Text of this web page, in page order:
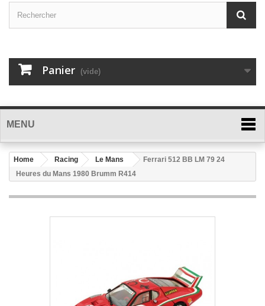
Panier (vide)
MENU
Home Racing Le Mans
Ferrari 512 BB LM 79 24
Heures du Mans 1980 Brumm R414